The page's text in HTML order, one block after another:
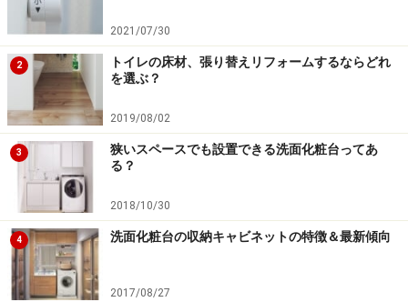
カウンターやキャビネット、チェストのような家具など
と組み合わせるケースもみられ、水栓金具やタオル掛
け、ペーパーホルダーなどとのコーディネートによっ
て、個性的な空間づくりを楽しむことが可能。スタイリ
ッシュなデザインの海外製品、陶器や磁器製など和の雰
囲気を持つタイプなど、豊富な商品が揃っています。
■キャビネットタイプ
2021/07/30
2
トイレの床材、張り替えリフォームするならどれ
を選ぶ？
2019/08/02
3
狭いスペースでも設置できる洗面化粧台ってあ
る？
2018/10/30
4 洗面化粧台の収納キャビネットの特徴＆最新傾向
2017/08/27